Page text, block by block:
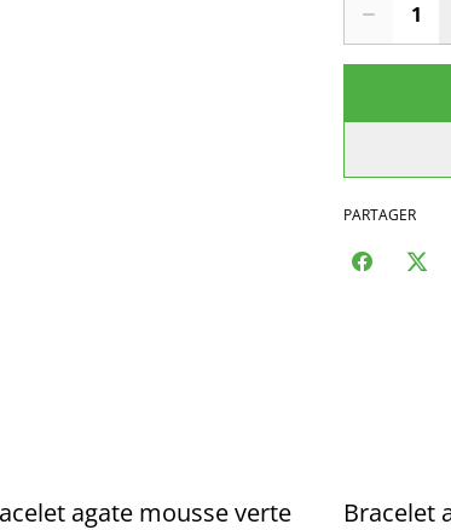
PARTAGER
agate mousse verte Bracelet